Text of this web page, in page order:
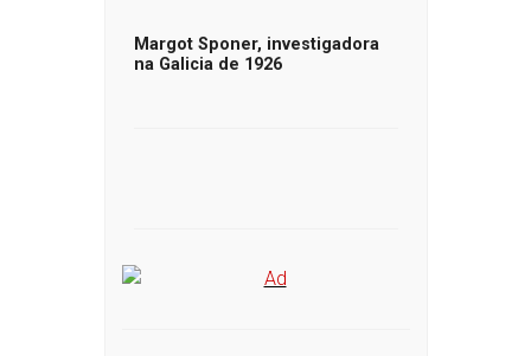
Margot Sponer, investigadora
na Galicia de 1926